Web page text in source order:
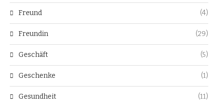
Freund (4)
Freundin (29)
Geschäft (5)
Geschenke (1)
Gesundheit (11)